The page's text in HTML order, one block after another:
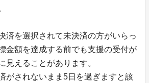
済を選択されて未決済の方がいらっ
金額を達成する前でも支援の受付が
見えることがあります。
がされないまま5日を過ぎますと該